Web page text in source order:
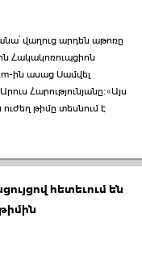
վաղուց արդեն աթոռը
Հակակոռուպցիոն
ին ասաց Սամվել
Հարությունյանը։«Այս
թիմը տեսնում է
հետեւում են